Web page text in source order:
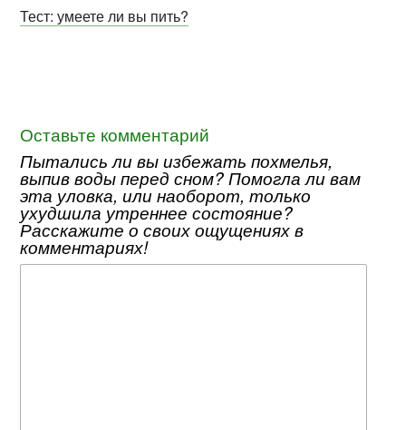
Тест: умеете ли вы пить?
Оставьте комментарий
Пытались ли вы избежать похмелья,
выпив воды перед сном? Помогла ли вам
эта уловка, или наоборот, только
ухудшила утреннее состояние?
Расскажите о своих ощущениях в
комментариях!